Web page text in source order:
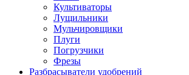
Культиваторы
Лущильники
Мульчировщики
Плуги
Погрузчики
Фрезы
Разбрасыватели удобрений